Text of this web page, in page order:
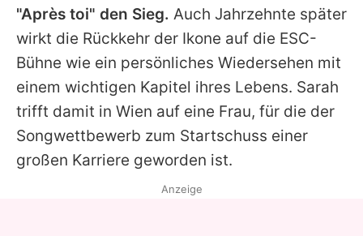
"Après toi" den Sieg. Auch Jahrzehnte später
wirkt die Rückkehr der Ikone auf die ESC-
Bühne wie ein persönliches Wiedersehen mit
einem wichtigen Kapitel ihres Lebens. Sarah
trifft damit in Wien auf eine Frau, für die der
Songwettbewerb zum Startschuss einer
großen Karriere geworden ist.
Anzeige